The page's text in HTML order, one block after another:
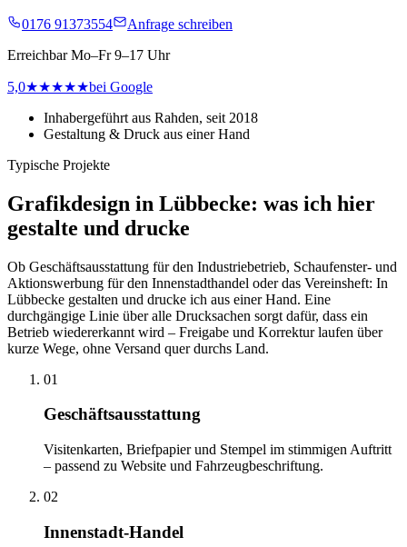
0176 91373554
Anfrage schreiben
Erreichbar Mo–Fr 9–17 Uhr
5,0★★★★★bei Google
Inhabergeführt aus Rahden, seit 2018
Gestaltung & Druck aus einer Hand
Typische Projekte
Grafikdesign in Lübbecke: was ich hier
gestalte und drucke
Ob Geschäftsausstattung für den Industriebetrieb, Schaufenster- und
Aktionswerbung für den Innenstadthandel oder das Vereinsheft: In
Lübbecke gestalten und drucke ich aus einer Hand. Eine
durchgängige Linie über alle Drucksachen sorgt dafür, dass ein
Betrieb wiedererkannt wird – Freigabe und Korrektur laufen über
kurze Wege, ohne Versand quer durchs Land.
01
Geschäftsausstattung
Visitenkarten, Briefpapier und Stempel im stimmigen Auftritt
– passend zu Website und Fahrzeugbeschriftung.
02
Innenstadt-Handel